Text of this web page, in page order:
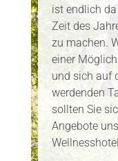
ist endlich
Zeit des
zu machen.
einer
und sich auf
werdenden
sollten Sie
Angebote